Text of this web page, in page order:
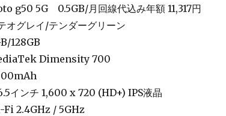
g50 5G 0.5GB/月回線代込み年額 11,317円
オグレイ/テンダーグリーン
128GB
Dimensity 700
インチ 1,600 x 720 (HD+) IPS液晶
Fi 2.4GHz / 5GHz